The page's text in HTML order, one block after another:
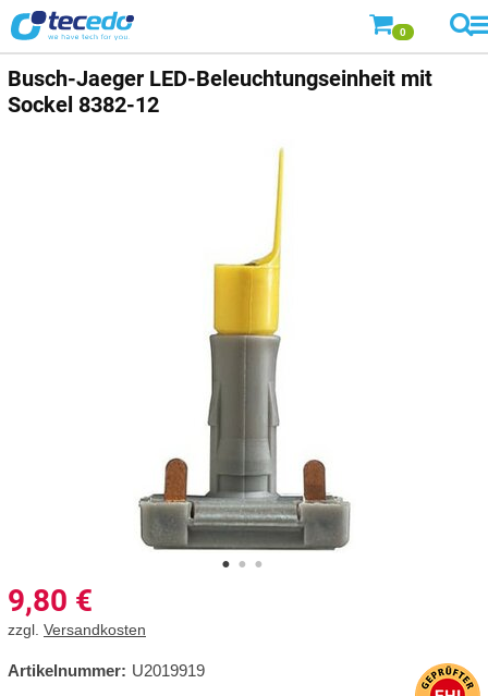
0
Busch-Jaeger LED-Beleuchtungseinheit mit
Sockel 8382-12
9,80 €
zzgl. Versandkosten
Artikelnummer: U2019919